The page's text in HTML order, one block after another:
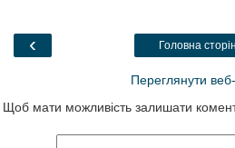
o
a
‹ Головна
Переглянути
Щоб мати можливість залишати